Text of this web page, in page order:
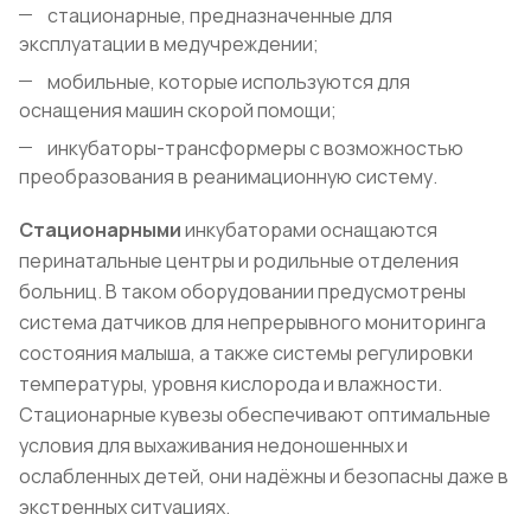
стационарные, предназначенные для
эксплуатации в медучреждении;
мобильные, которые используются для
оснащения машин скорой помощи;
инкубаторы-трансформеры с возможностью
преобразования в реанимационную систему.
Стационарнымиинкубаторами оснащаются
перинатальные центры и родильные отделения
больниц. В таком оборудовании предусмотрены
система датчиков для непрерывного мониторинга
состояния малыша, а также системы регулировки
температуры, уровня кислорода и влажности.
Стационарные кувезы обеспечивают оптимальные
условия для выхаживания недоношенных и
ослабленных детей, они надёжны и безопасны даже в
экстренных ситуациях.